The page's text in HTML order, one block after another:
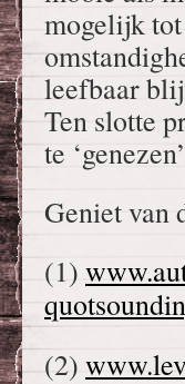
mogelijk
leefbaar
Ten slotte
te
Geniet van
(1)
(2)